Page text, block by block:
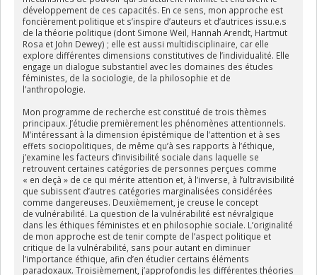
développement de ces capacités. En ce sens, mon approche est
foncièrement politique et s’inspire d’auteurs et d’autrices issu.e.s
de la théorie politique (dont Simone Weil, Hannah Arendt, Hartmut
Rosa et John Dewey) ; elle est aussi multidisciplinaire, car elle
explore différentes dimensions constitutives de l’individualité. Elle
engage un dialogue substantiel avec les domaines des études
féministes, de la sociologie, de la philosophie et de
l’anthropologie.
Mon programme de recherche est constitué de trois thèmes
principaux. J’étudie premièrement les phénomènes attentionnels.
M’intéressant à la dimension épistémique de l’attention et à ses
effets sociopolitiques, de même qu’à ses rapports à l’éthique,
j’examine les facteurs d’invisibilité sociale dans laquelle se
retrouvent certaines catégories de personnes perçues comme
« en deçà » de ce qui mérite attention et, à l’inverse, à l’ultravisibilité
que subissent d’autres catégories marginalisées considérées
comme dangereuses. Deuxièmement, je creuse le concept
de vulnérabilité. La question de la vulnérabilité est névralgique
dans les éthiques féministes et en philosophie sociale. L’originalité
de mon approche est de tenir compte de l’aspect politique et
critique de la vulnérabilité, sans pour autant en diminuer
l’importance éthique, afin d’en étudier certains éléments
paradoxaux. Troisièmement, j’approfondis les différentes théories